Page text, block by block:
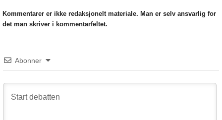
Kommentarer er ikke redaksjonelt materiale. Man er selv ansvarlig for
det man skriver i kommentarfeltet.
Abonner